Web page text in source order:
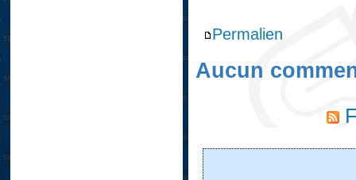
Permalien
Aucun